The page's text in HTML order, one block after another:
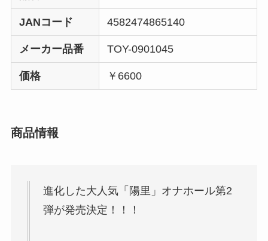
JANコード 4582474865140
メーカー品番 TOY-0901045
価格 ￥6600
商品情報
進化した大人気「陽里」オナホール第2
弾が発売決定！！！